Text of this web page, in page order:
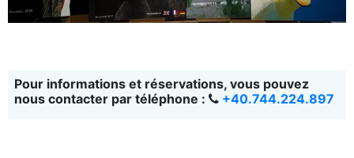
Pour informations et réservations, vous pouvez
nous contacter par téléphone :
+40.744.224.897